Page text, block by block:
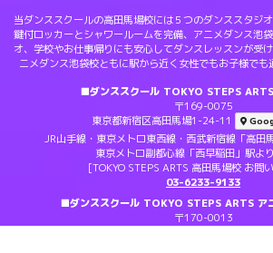
当ダンススクールの高田馬場校には５つのダンススタジ
鍵付ロッカーとシャワールームを完備、アニメダンス池
オ、学校やお仕事帰りにも安心してダンスレッスンが受
ニメダンス池袋校ともに駅から近く女性でもお子様でも
■ダンススクール TOKYO STEPS
〒169-0075
東京都新宿区高田馬場1-24-11
JR山手線・東京メトロ東西線・西武新宿線「高田
東京メトロ副都心線「西早稲田」駅よ
[TOKYO STEPS ARTS 高田馬場校 お問
03-6233-9133
■ダンススクール TOKYO STEPS ARTS ア
〒170-0013